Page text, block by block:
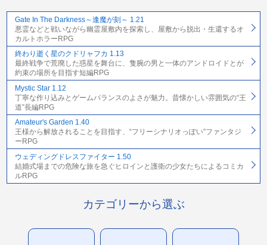
Gate In The Darkness～逢魔が刻～ 1.21
悪霊などと戦いながら幽霊屋敷内を探索し、屋敷から脱出・生還するオ
カルトホラーRPG
終わり逝く星のクドリャフカ 1.13
最終戦争で荒廃した惑星を舞台に、隻腕の男と一体のアンドロイドとが
約束の場所を目指す短編RPG
Mystic Star 1.12
丁寧な作り込みとゲームバランスのよさが魅力。昔懐かしい雰囲気の“王
道”長編RPG
Amateur's Garden 1.40
王様から解放されることを目指す、“フリーシナリオっぽい”ファンタジ
ーRPG
ウェディングドレスファイター 1.50
結婚式場までの危険な旅を急ぐヒロインと護衛の少女たちによるコミカ
ルRPG
カテゴリーから選ぶ